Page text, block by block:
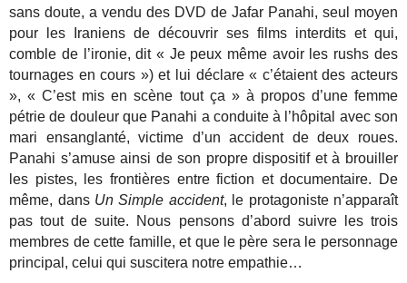
sans doute, a vendu des DVD de Jafar Panahi, seul moyen
pour les Iraniens de découvrir ses films interdits et qui,
comble de l’ironie, dit « Je peux même avoir les rushs des
tournages en cours ») et lui déclare « c’étaient des acteurs
», « C’est mis en scène tout ça » à propos d’une femme
pétrie de douleur que Panahi a conduite à l’hôpital avec son
mari ensanglanté, victime d’un accident de deux roues.
Panahi s’amuse ainsi de son propre dispositif et à brouiller
les pistes, les frontières entre fiction et documentaire.
De
même, dans Un Simple accident, le protagoniste n’apparaît
pas tout de suite. Nous pensons d’abord suivre les trois
membres de cette famille, et que le père sera le personnage
principal, celui qui suscitera notre empathie…